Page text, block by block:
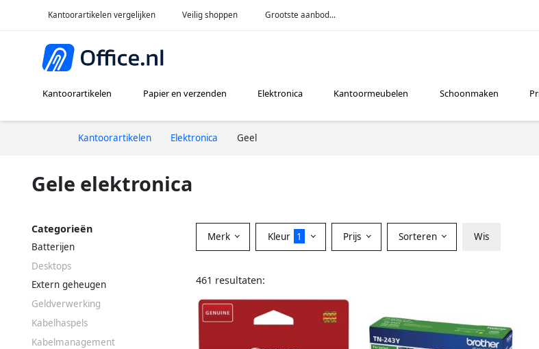
Kantoorartikelen vergelijken Veilig shoppen Grootste aanbod...
Kantoorartikelen Papier en verzenden Elektronica Kantoormeubelen Schoonmaken
Kantoorartikelen Elektronica Geel
Gele elektronica
Categorieën
Batterijen
Desktops
Extern geheugen
Geldverwerking
Kabelhaspels
Kabelmanagement
Merk Kleur 1 Prijs Sorteren Wis
461 resultaten: